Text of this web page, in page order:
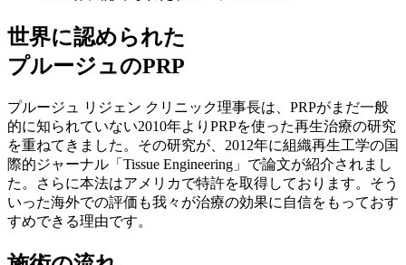
世界に認められた
プルージュのPRP
プルージュ リジェン クリニック理事長は、PRPがまだ一般
的に知られていない2010年よりPRPを使った再生治療の研究
を重ねてきました。その研究が、2012年に組織再生工学の国
際的ジャーナル「Tissue Engineering」で論文が紹介されまし
た。さらに本法はアメリカで特許を取得しております。そう
いった海外での評価も我々が治療の効果に自信をもっておす
すめできる理由です。